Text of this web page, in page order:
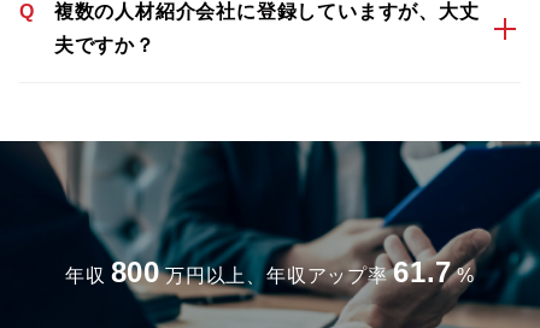
Q
複数の人材紹介会社に登録していますが、大丈
夫ですか？
年収 800 万円以上、年収アップ率 61.7 %